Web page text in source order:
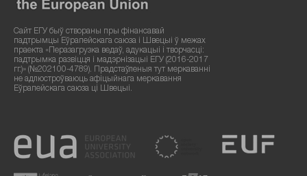
Сайт ЕГУ быў створаны пры фінансавай
падтрымцы Еўрапейскага саюза і Швецыі ў межах
праекта «Перазагрузка ведаў, адукацыі і творчасці:
падтрымка развіцця і мадэрнізацыі ЕГУ (2016-2017
гг.)» (№202100-4789). Прадстаўленыя тут меркаванні
не адлюстроўваюць афіцыйнага меркавання
Еўрапейскага саюза ці Швецыі.